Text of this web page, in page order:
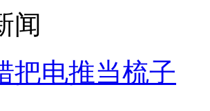
闻
把电推当梳子